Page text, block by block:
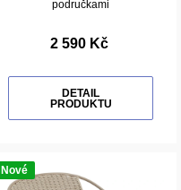
područkami
2 590 Kč
DETAIL
PRODUKTU
Nové